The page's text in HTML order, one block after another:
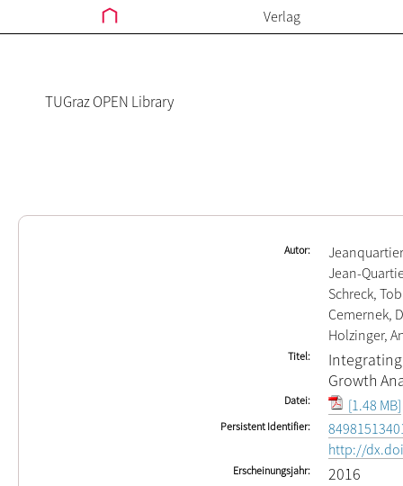
Verlag
TUGraz OPEN Library
Autor
Jean-
Schreck,
Cemernek,
Holzinger,
Titel
Growth
Datei [1.48 MB]
Persistent Identifier
http://
Erscheinungsjahr 2016